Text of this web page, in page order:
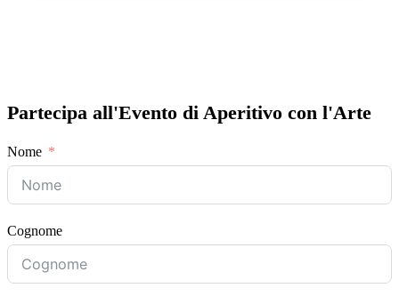
Partecipa all'Evento di Aperitivo con l'Arte
Nome
Cognome